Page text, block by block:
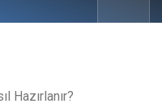
Hazırlanır?